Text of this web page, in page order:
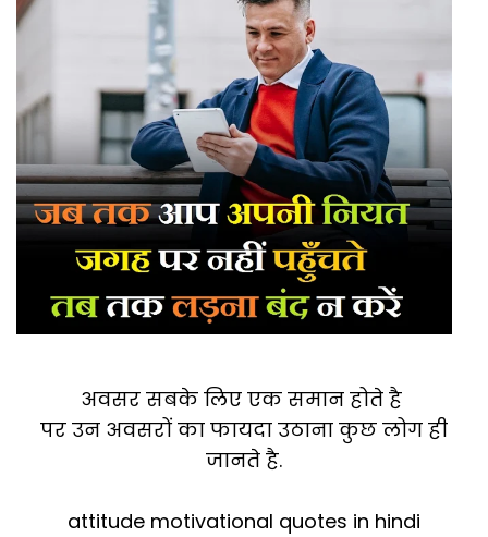
अवसर सबके लिए एक समान होते है
पर उन अवसरों का फायदा उठाना कुछ लोग ही
जानते है.
attitude motivational quotes in hindi